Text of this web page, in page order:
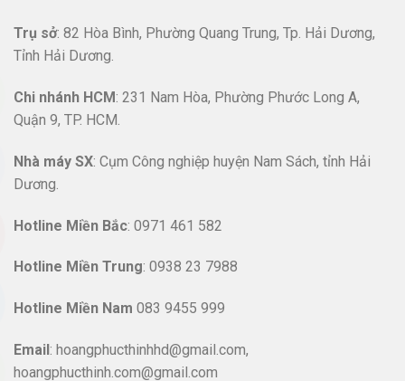
Trụ sở: 82 Hòa Bình, Phường Quang Trung, Tp. Hải Dương,
Tỉnh Hải Dương.
Chi nhánh HCM: 231 Nam Hòa, Phường Phước Long A,
Quận 9, TP. HCM.
Nhà máy SX: Cụm Công nghiệp huyện Nam Sách, tỉnh Hải
Dương.
Hotline Miền Bắc: 0971 461 582
Hotline Miền Trung: 0938 23 7988
Hotline Miền Nam 083 9455 999
Email: hoangphucthinhhd@gmail.com,
hoangphucthinh.com@gmail.com